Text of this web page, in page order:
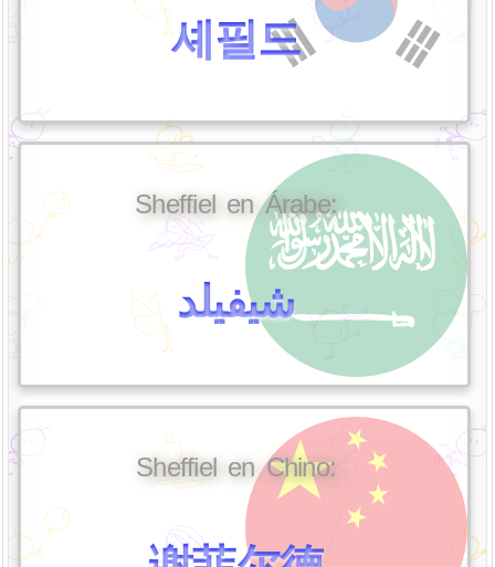
셰필드
Sheffiel en Árabe:
شيفيلد
Sheffiel en Chino: